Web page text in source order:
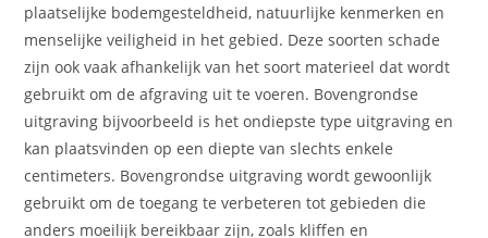
plaatselijke bodemgesteldheid, natuurlijke kenmerken en
menselijke veiligheid in het gebied. Deze soorten schade
zijn ook vaak afhankelijk van het soort materieel dat wordt
gebruikt om de afgraving uit te voeren. Bovengrondse
uitgraving bijvoorbeeld is het ondiepste type uitgraving en
kan plaatsvinden op een diepte van slechts enkele
centimeters. Bovengrondse uitgraving wordt gewoonlijk
gebruikt om de toegang te verbeteren tot gebieden die
anders moeilijk bereikbaar zijn, zoals kliffen en